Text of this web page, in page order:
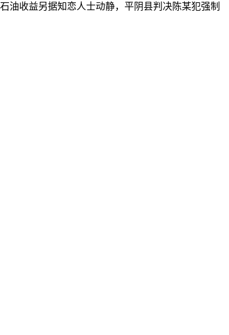
油收益另据知恋人士动静，平阴县判决陈某犯强制